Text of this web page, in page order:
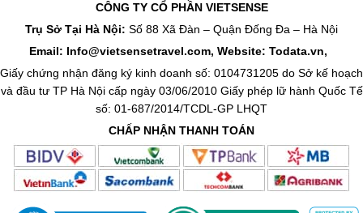
CÔNG TY CỔ PHẦN VIETSENSE
Trụ Sở Tại Hà Nội: Số 88 Xã Đàn – Quận Đống Đa – Hà Nội
Email: Info@vietsensetravel.com, Website: Todata.vn,
Giấy chứng nhận đăng ký kinh doanh số: 0104731205 do Sở kế hoạch
và đầu tư TP Hà Nội cấp ngày 03/06/2010 Giấy phép lữ hành Quốc Tế
số: 01-687/2014/TCDL-GP LHQT
CHẤP NHẬN THANH TOÁN